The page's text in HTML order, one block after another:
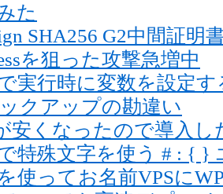
た
SHA256 G2中間証明
を狙った攻撃急増中
実行時に変数を設定す
クアップの勘違い
安くなったので導入し
特殊文字を使う # : { }
使ってお名前VPSに